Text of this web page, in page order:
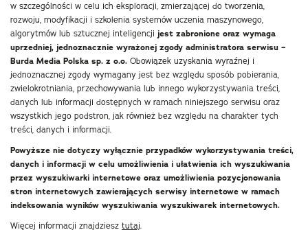
w szczególności w celu ich eksploracji, zmierzającej do tworzenia,
rozwoju, modyfikacji i szkolenia systemów uczenia maszynowego,
algorytmów lub sztucznej inteligencji jest zabronione oraz wymaga
uprzedniej, jednoznacznie wyrażonej zgody administratora serwisu –
Burda Media Polska sp. z o.o. Obowiązek uzyskania wyraźnej i
jednoznacznej zgody wymagany jest bez względu sposób pobierania,
zwielokrotniania, przechowywania lub innego wykorzystywania treści,
danych lub informacji dostępnych w ramach niniejszego serwisu oraz
wszystkich jego podstron, jak również bez względu na charakter tych
treści, danych i informacji.
Powyższe nie dotyczy wyłącznie przypadków wykorzystywania treści,
danych i informacji w celu umożliwienia i ułatwienia ich wyszukiwania
przez wyszukiwarki internetowe oraz umożliwienia pozycjonowania
stron internetowych zawierających serwisy internetowe w ramach
indeksowania wyników wyszukiwania wyszukiwarek internetowych.
Więcej informacji znajdziesz tutaj.